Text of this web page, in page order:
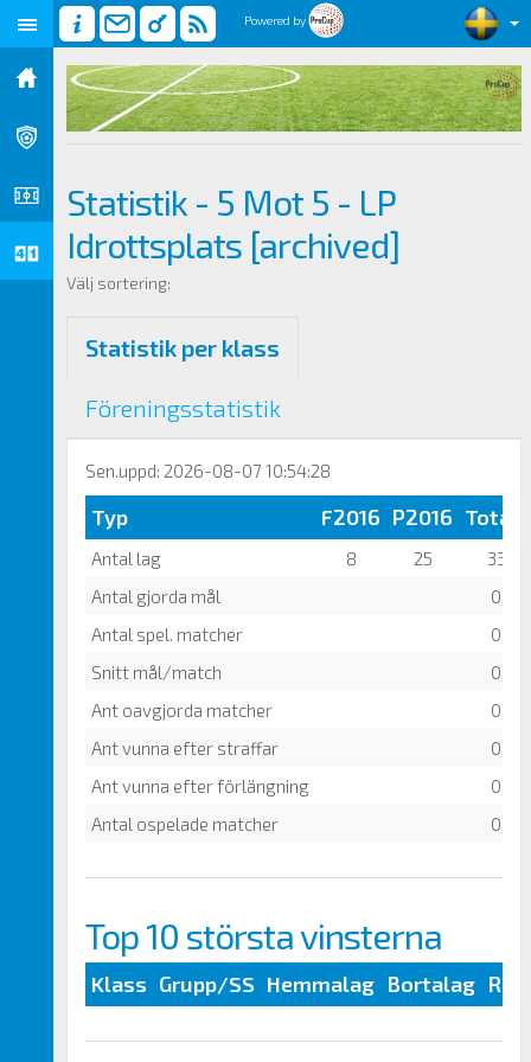
Powered by
Statistik - 5 Mot 5 - LP
Idrottsplats [archived]
Välj sortering:
Statistik per klass
Föreningsstatistik
Sen.uppd: 2026-08-07 10:54:28
Typ F2016 P2016 Totalt
Antal lag 8 25
33
Antal gjorda mål
0
Antal spel. matcher
0
Snitt mål/match
0
Ant oavgjorda matcher
0
Ant vunna efter straffar
0
Ant vunna efter förlängning
0
Antal ospelade matcher
0
Top 10 största vinsterna
Klass Grupp/SS Hemmalag Bortalag